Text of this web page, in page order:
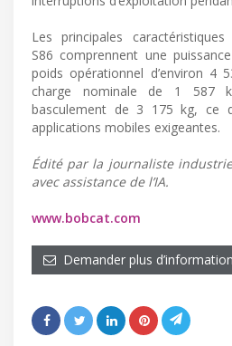
Les principales
S86 comprennent une
poids opérationnel d’environ 4
charge nominale de 1 587
basculement de 3 175 kg, ce
applications mobiles exigeantes.
Édité par la journaliste
avec assistance de l’IA.
www.bobcat.com
Demander plus